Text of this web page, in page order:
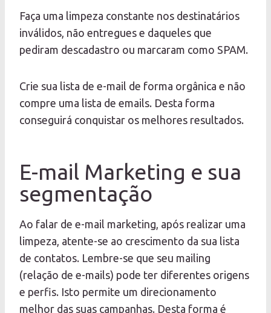
Faça uma limpeza constante nos destinatários
inválidos, não entregues e daqueles que
pediram descadastro ou marcaram como SPAM.
Crie sua lista de e-mail de forma orgânica e não
compre uma lista de emails. Desta forma
conseguirá conquistar os melhores resultados.
E-mail Marketing e sua
segmentação
Ao falar de e-mail marketing, após realizar uma
limpeza, atente-se ao crescimento da sua lista
de contatos. Lembre-se que seu mailing
(relação de e-mails) pode ter diferentes origens
e perfis. Isto permite um direcionamento
melhor das suas campanhas. Desta forma é